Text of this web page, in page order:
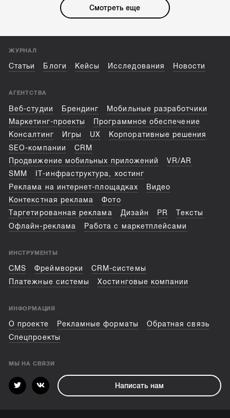
Смотреть еще
ЖУРНАЛ
Статьи Блоги Кейсы Исследования Новости
АГЕНТСТВА
Веб-студии Брендинг
Мобильные разработчики
Маркетинг-проекты
Программное обеспечение
Консалтинг
Игры UX
Корпоративные решения
SEO-компании
CRM
Продвижение мобильных приложений
VR/AR
SMM
IT-инфраструктура, хостинг
Реклама на интернет-площадках
Видео
Контекстная реклама
Фото
Таргетированная реклама
Дизайн PR
Тексты
Офлайн-реклама
Работа с маркетплейсами
ИНСТРУМЕНТЫ
CMS Фреймворки
CRM-системы
Платежные системы
Хостинговые компании
ИНФОРМАЦИЯ
О проекте Рекламные форматы
Обратная связь
Спецпроекты
МЫ НА СВЯЗИ
Написать нам